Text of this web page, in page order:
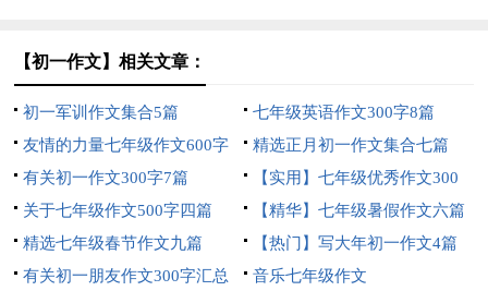
【初一作文】相关文章：
初一军训作文集合5篇
七年级英语作文300字8篇
友情的力量七年级作文600字
精选正月初一作文集合七篇
有关初一作文300字7篇
【实用】七年级优秀作文300
字集锦6篇
关于七年级作文500字四篇
【精华】七年级暑假作文六篇
精选七年级春节作文九篇
【热门】写大年初一作文4篇
有关初一朋友作文300字汇总
音乐七年级作文